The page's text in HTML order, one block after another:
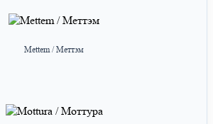
Mettem / Меттэм